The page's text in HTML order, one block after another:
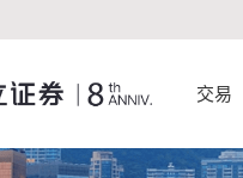
交易